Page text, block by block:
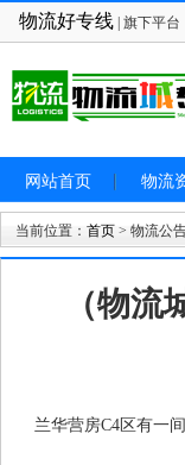
物流好专线 | 旗下平台
网站首页 物流
当前位置： 首页 > 物流公
（物
兰华营房C4区有一